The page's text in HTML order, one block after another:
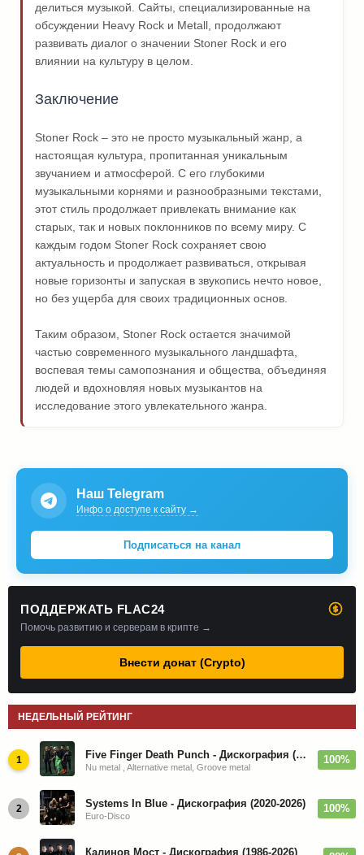
делиться музыкой. Сайты, специализированные на
обсуждении Heavy Rock и Metall, продолжают
развивать диалог о значении Stoner Rock и его
влиянии на культуру в целом.
Заключение
Stoner Rock – это не просто музыкальный жанр, а
настоящая культура, пропитанная уникальным
звучанием и атмосферой. С его глубокими
музыкальными корнями и разнообразными текстами,
этот стиль продолжает привлекать внимание как
старых, так и новых поклонников по всему миру. С
каждым годом Stoner Rock сохраняет свою
актуальность и продолжает развиваться, открывая
новые горизонты и запуская в звукопись нечто новое,
но без ущерба для своих традиционных основ.
Таким образом, Stoner Rock остается значимой
частью современного музыкального ландшафта,
воспевая темы самопознания и общества, объединяя
людей и вдохновляя новых музыкантов на
исследование этого увлекательного жанра.
Наш Telegram
Инфо о доступе к сайту →
Подписаться на канал
ПОДДЕРЖАТЬ FLAC24
Помочь развитию и серверам в крипте →
Внести донат (Crypto)
НЕДЕЛЬНЫЙ РЕЙТИНГ
1 Five Finger Death Punch - Дискография (2008-2026)
Nu metal , Alternative metal, Groove metal
100%
2 Systems In Blue - Дискография (2020-2026)
Euro-Disco
100%
Калинов Мост - Дискография (1986-2026)